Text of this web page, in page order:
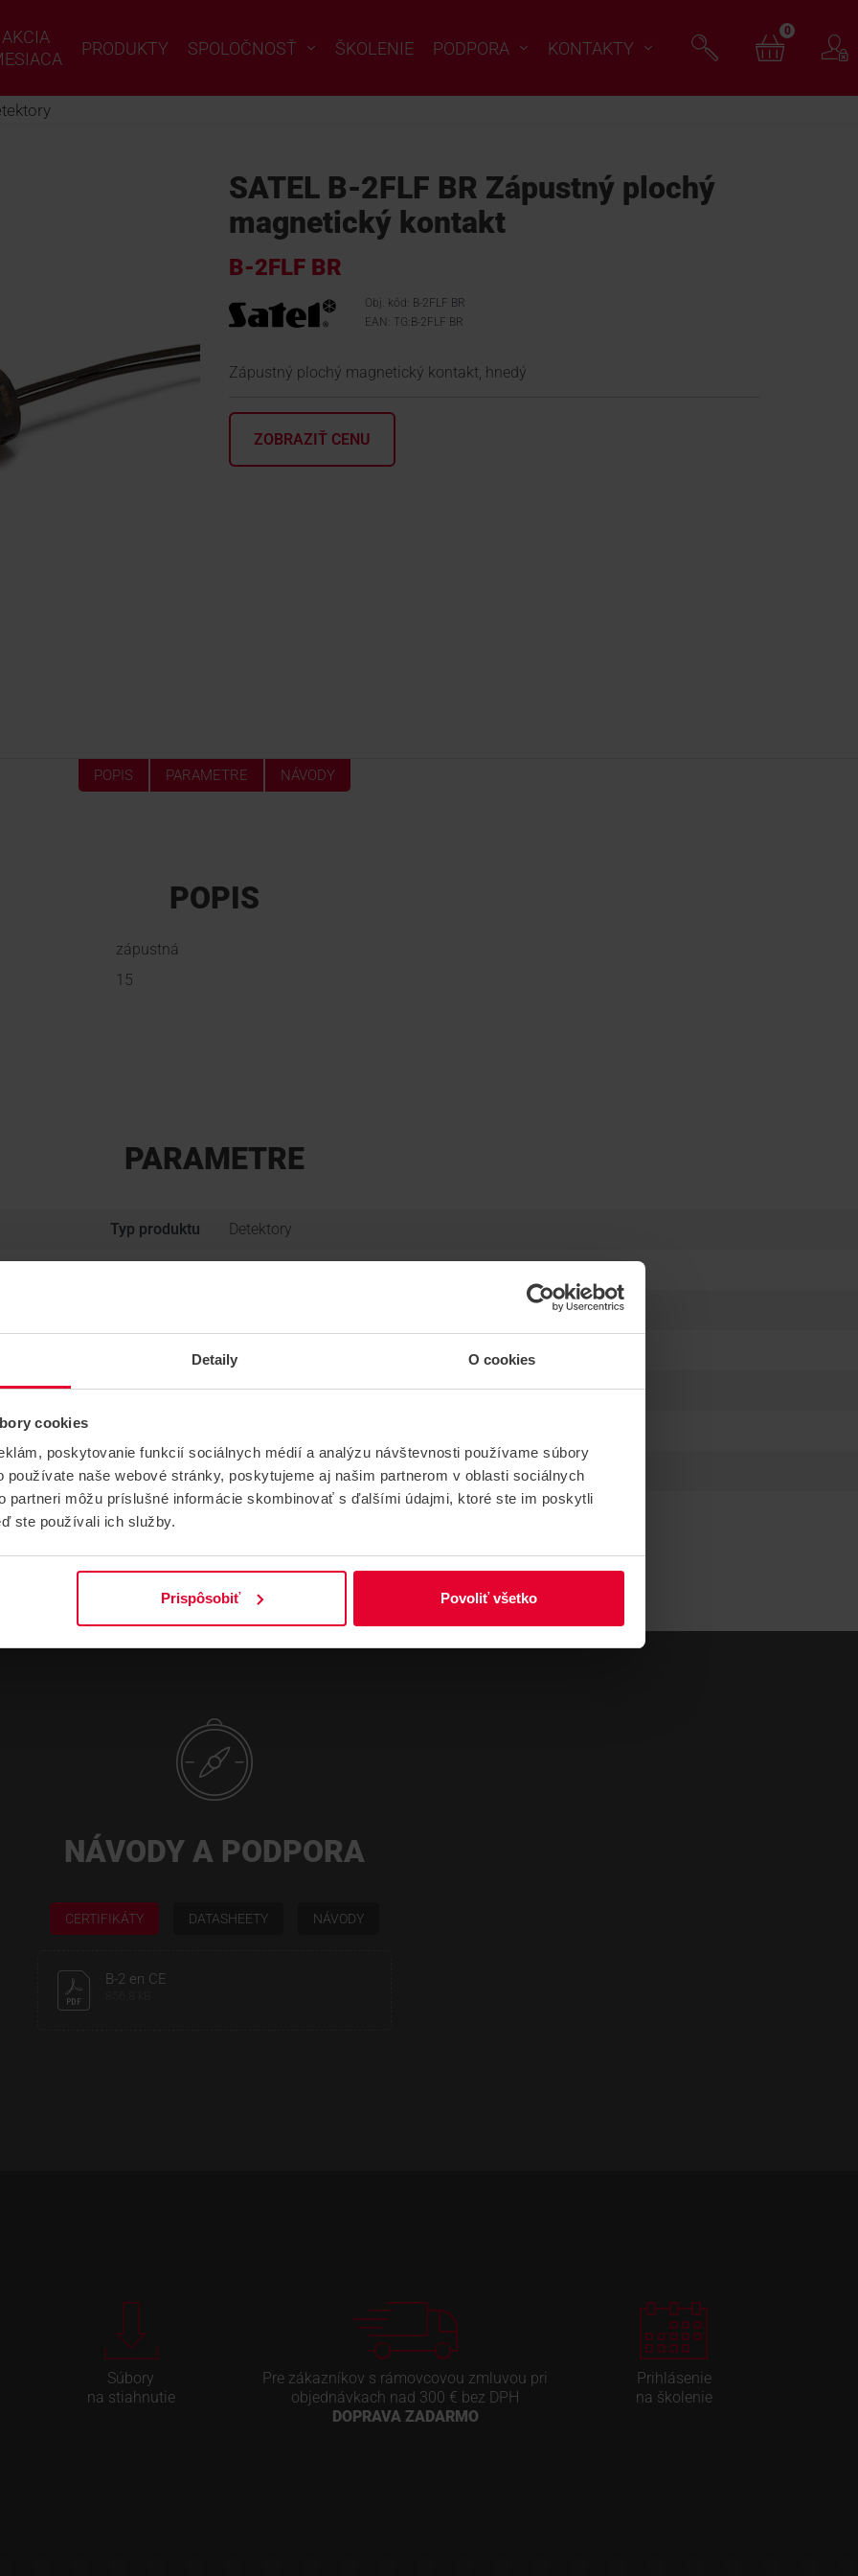
Detaily O cookies
cookies
poskytovanie funkcií sociálnych médií a analýzu návštevnosti používame súbory
používate naše webové stránky, poskytujeme aj našim partnerom v oblasti sociálnych
partneri môžu príslušné informácie skombinovať s ďalšími údajmi, ktoré ste im poskytli
ste používali ich služby.
Prispôsobiť Povoliť všetko
AKCIA
PRODUKTY SPOLOČNOSŤ ŠKOLENIE PODPORA KONTAKTY
0
SATEL B-2FLF BR Zápustný plochý
magnetický kontakt
B-2FLF BR
Obj. kód: B-2FLF BR
EAN: TG:B-2FLF BR
Zápustný plochý magnetický kontakt, hnedý
ZOBRAZIŤ CENU
POPIS PARAMETRE NÁVODY
POPIS
zápustná
15
PARAMETRE
Typ produktu Detektory
Typ detektora
Konektivita Drôtové
Hmotnosť 0.01 kg
NÁVODY A PODPORA
CERTIFIKÁTY DATASHEETY NÁVODY
B-2 en CE
Súbory
na stiahnutie
Pre zákazníkov s rámovcovou zmluvou pri
objednávkach nad 300 € bez DPH
DOPRAVA ZADARMO
Prihlásenie
na školenie